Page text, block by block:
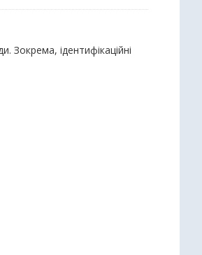
Зокрема, ідентифікаційні